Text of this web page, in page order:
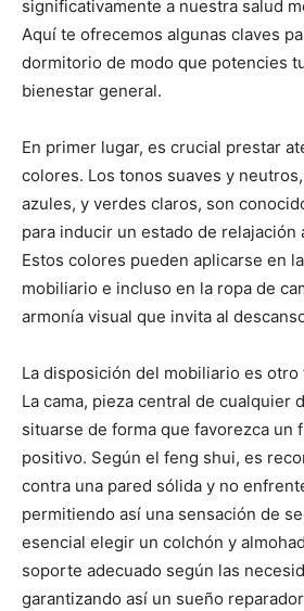
significativamente a nuestra salud
Aquí te ofrecemos algunas claves
dormitorio de modo que potencies
bienestar general.
En primer lugar, es crucial prestar
colores. Los tonos suaves y
azules, y verdes claros, son
para inducir un estado de relajación
Estos colores pueden aplicarse en
mobiliario e incluso en la ropa de
armonía visual que invita al
La disposición del mobiliario es otro
La cama, pieza central de cualquier
situarse de forma que favorezca un
positivo. Según el feng shui, es
contra una pared sólida y no
permitiendo así una sensación de
esencial elegir un colchón y
soporte adecuado según las
garantizando así un sueño